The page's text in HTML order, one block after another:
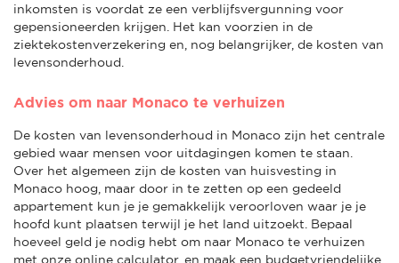
inkomsten is voordat ze een verblijfsvergunning voor
gepensioneerden krijgen. Het kan voorzien in de
ziektekostenverzekering en, nog belangrijker, de kosten van
levensonderhoud.
Advies om naar Monaco te verhuizen
De kosten van levensonderhoud in Monaco zijn het centrale
gebied waar mensen voor uitdagingen komen te staan.
Over het algemeen zijn de kosten van huisvesting in
Monaco hoog, maar door in te zetten op een gedeeld
appartement kun je je gemakkelijk veroorloven waar je je
hoofd kunt plaatsen terwijl je het land uitzoekt. Bepaal
hoeveel geld je nodig hebt om naar Monaco te verhuizen
met onze online calculator, en maak een budgetvriendelijke